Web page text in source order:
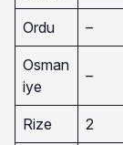
Ordu –
Osman
iye
–
Rize 2